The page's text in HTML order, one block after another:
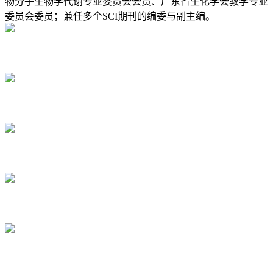
委员会委员；兼任多个SCI期刊的编委与副主编。